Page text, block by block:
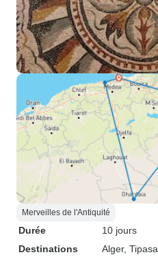
Merveilles de l'Antiquité
Durée
10 jours
Destinations
Alger, Tipasa